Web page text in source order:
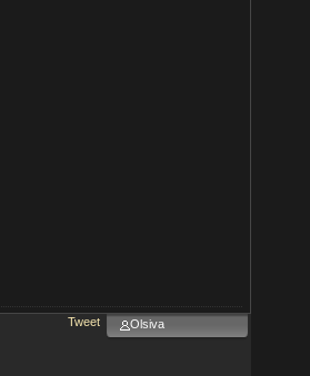
Olsiva
Tweet